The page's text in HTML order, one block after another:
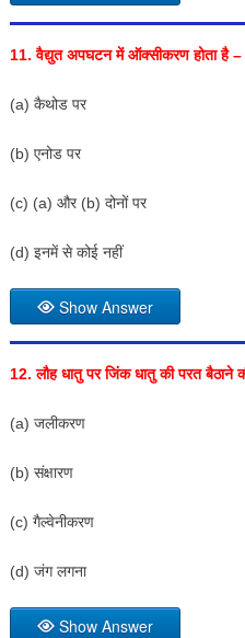
11.वैद्युत अपघटन में ऑक्सीकरण होता है –
(a) कैथोड पर
(b) एनोड पर
(c) (a) और (b) दोनों पर
(d) इनमें से कोई नहीं
Show Answer
12.लौह धातु पर जिंक धातु की परत बैठाने
(a) जलीकरण
(b) संक्षारण
(c) गैल्वेनीकरण
(d) जंग लगना
Show Answer